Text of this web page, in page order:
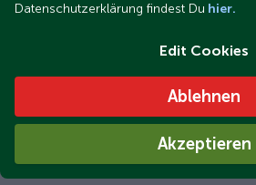
Datenschutzerklärung findest Du hier.
Edit Cookies
Ablehnen
Akzeptieren